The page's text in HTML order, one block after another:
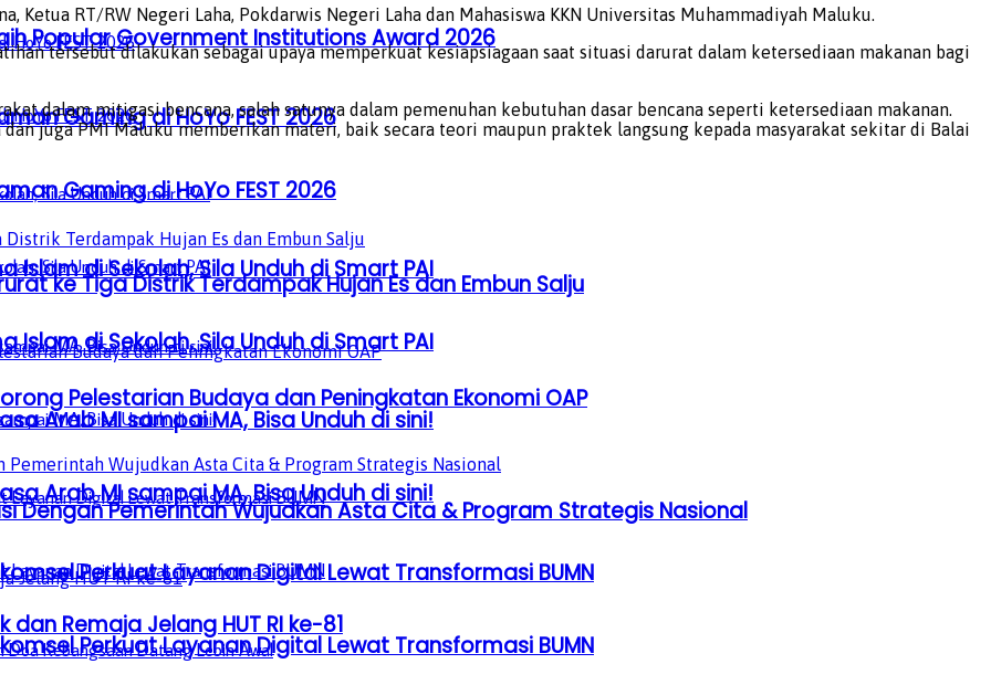
Gaming di HoYo FEST 2026
Islam di Sekolah, Sila Unduh di Smart PAI
Arab MI sampai MA, Bisa Unduh di sini!
Perkuat Layanan Digital Lewat Transformasi BUMN
Popular Government Institutions Award 2026
Gaming di HoYo FEST 2026
Islam di Sekolah, Sila Unduh di Smart PAI
Arab MI sampai MA, Bisa Unduh di sini!
Perkuat Layanan Digital Lewat Transformasi BUMN
Ketua RT/RW Negeri Laha, Pokdarwis Negeri Laha dan Mahasiswa KKN Universitas Muhammadiyah Maluku.
tersebut dilakukan sebagai upaya memperkuat kesiapsiagaan saat situasi darurat dalam ketersediaan makanan bagi
dalam mitigasi bencana, salah satunya dalam pemenuhan kebutuhan dasar bencana seperti ketersediaan makanan.
juga PMI Maluku memberikan materi, baik secara teori maupun praktek langsung kepada masyarakat sekitar di Balai
ke Tiga Distrik Terdampak Hujan Es dan Embun Salju
Pelestarian Budaya dan Peningkatan Ekonomi OAP
Dengan Pemerintah Wujudkan Asta Cita & Program Strategis Nasional
dan Remaja Jelang HUT RI ke-81